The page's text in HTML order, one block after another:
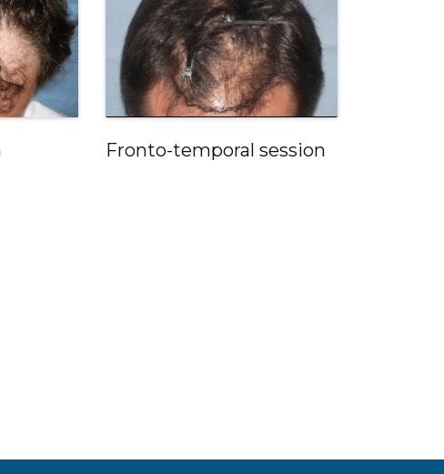
Fronto-temporal session